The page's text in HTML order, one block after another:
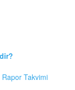
Rapor Takvimi